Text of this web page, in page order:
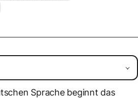
Sprache beginnt das